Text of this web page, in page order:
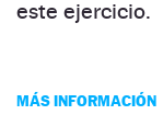
este ejercicio.
MÁS INFORMACIÓN